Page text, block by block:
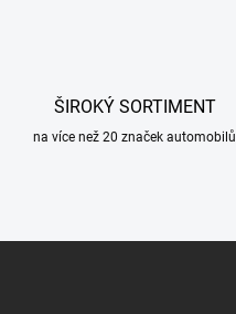
ŠIROKÝ SORTIMENT
na více než 20 značek automobilů